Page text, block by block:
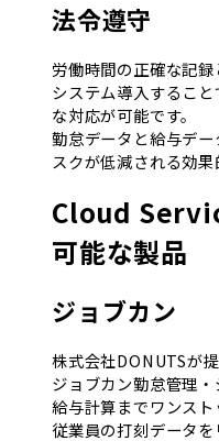
法令遵守
労働時間の正確な記
システム導入するこ
な対応が可能です。
勤怠データと給与デ
スクが低減される効果
Cloud
可能な製品
ジョブカン
株式会社DONUTSが
ジョブカン勤怠管理
給与計算までワンスト
従業員の打刻データ